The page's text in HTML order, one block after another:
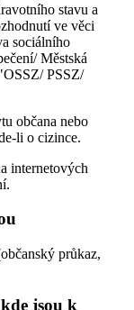
stavu a
ve věci
sociálního
Městská
PSSZ/
občana nebo
li o cizince.
internetových
průkaz,
jsou k